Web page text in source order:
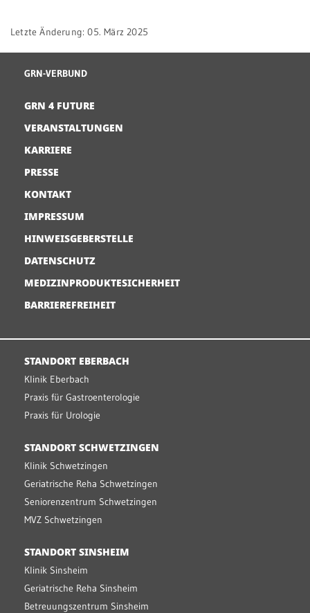
Letzte Änderung: 05. März 2025
GRN-VERBUND
GRN 4 FUTURE
VERANSTALTUNGEN
KARRIERE
PRESSE
KONTAKT
IMPRESSUM
HINWEISGEBERSTELLE
DATENSCHUTZ
MEDIZINPRODUKTESICHERHEIT
BARRIEREFREIHEIT
STANDORT EBERBACH
Klinik Eberbach
Praxis für Gastroenterologie
Praxis für Urologie
STANDORT SCHWETZINGEN
Klinik Schwetzingen
Geriatrische Reha Schwetzingen
Seniorenzentrum Schwetzingen
MVZ Schwetzingen
STANDORT SINSHEIM
Klinik Sinsheim
Geriatrische Reha Sinsheim
Betreuungszentrum Sinsheim